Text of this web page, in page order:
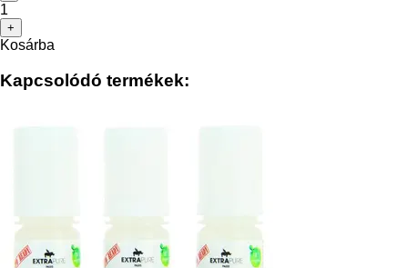
1
+
Kosárba
Kapcsolódó termékek: